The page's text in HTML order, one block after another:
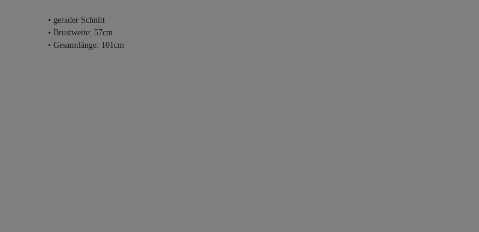
• gerader Schnitt
• Brustweite: 57cm
• Gesamtlänge: 101cm